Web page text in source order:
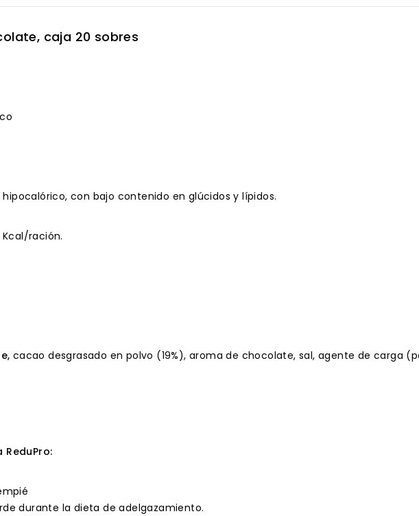
caja 20 sobres
con bajo contenido en glúcidos y lípidos.
ración.
cacao desgrasado en polvo (19%), aroma de chocolate, sal, agente de carga
durante la dieta de adelgazamiento.